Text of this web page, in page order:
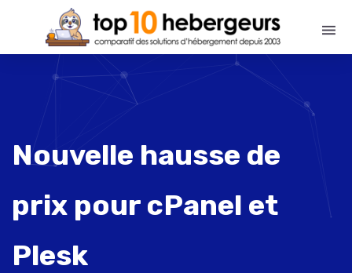
Nouvelle hausse de
prix pour cPanel et
Plesk